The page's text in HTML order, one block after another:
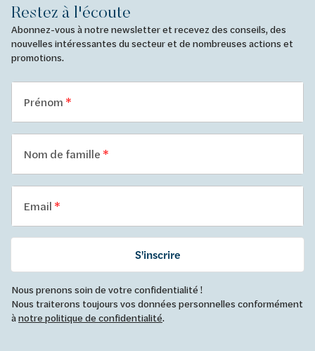
Restez à l'écoute
Abonnez-vous à notre newsletter et recevez des conseils, des
nouvelles intéressantes du secteur et de nombreuses actions et
promotions.
Prénom
Nom de famille
Email
S'inscrire
Nous prenons soin de votre confidentialité !
Nous traiterons toujours vos données personnelles conformément
ànotre politique de confidentialité.